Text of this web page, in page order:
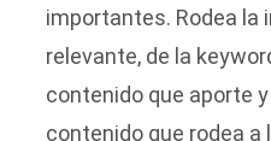
importantes. Rodea la
relevante, de la
contenido que aporte y
contenido que rodea a